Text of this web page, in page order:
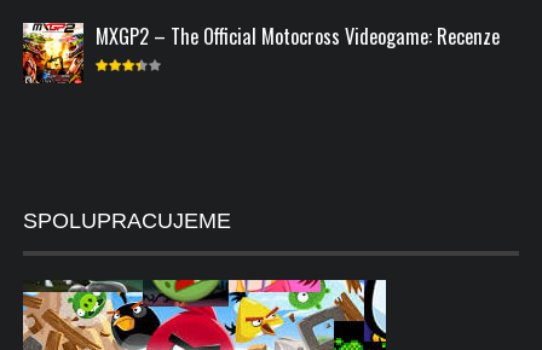
MXGP2 – The Official Motocross Videogame: Recenze
SPOLUPRACUJEME